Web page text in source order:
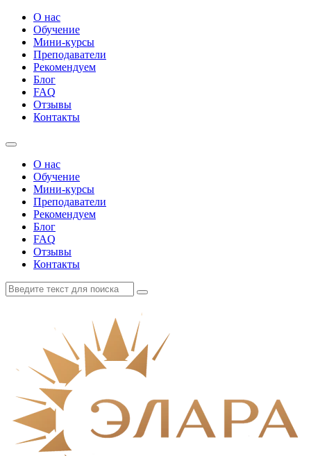
О нас
Обучение
Мини-курсы
Преподаватели
Рекомендуем
Блог
FAQ
Отзывы
Контакты
О нас
Обучение
Мини-курсы
Преподаватели
Рекомендуем
Блог
FAQ
Отзывы
Контакты